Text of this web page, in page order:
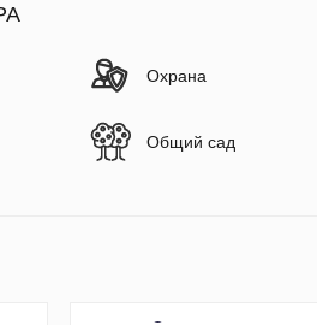
Охрана
Общий сад